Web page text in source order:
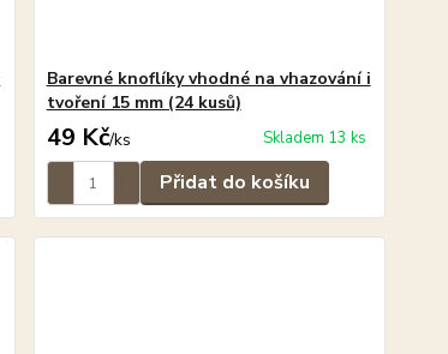
Barevné knoflíky vhodné na vhazování i
tvoření 15 mm (24 kusů)
49 Kč/ks Skladem 13 ks
Přidat do košíku